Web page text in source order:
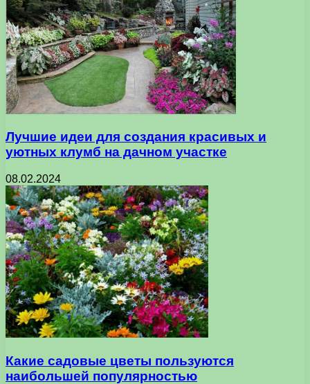
Лучшие идеи для создания красивых и
уютных клумб на дачном участке
08.02.2024
Какие садовые цветы пользуются
наибольшей популярностью